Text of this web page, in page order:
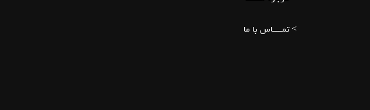
> تمــــاس با ما